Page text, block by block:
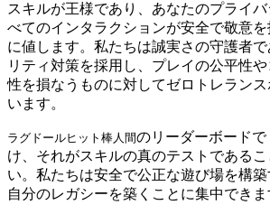
スキルが王様であり、あなたのプライ
べてのインタラクションが安全で敬意
に値します。私たちは誠実さの守護者
リティ対策を採用し、プレイの公平性
性を損なうものに対してゼロトレラン
います。
ラグドールヒット棒人間のリーダーボード
け、それがスキルの真のテストである
い。私たちは安全で公正な遊び場を構
自分のレガシーを築くことに集中できま